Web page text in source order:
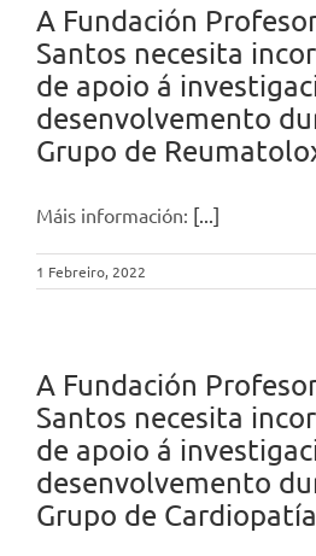
A Fundación
Santos necesita
de apoio á
desenvolvemento
Grupo de
Máis información: [...]
1 Febreiro, 2022
A Fundación
Santos necesita
de apoio á
desenvolvemento
Grupo de